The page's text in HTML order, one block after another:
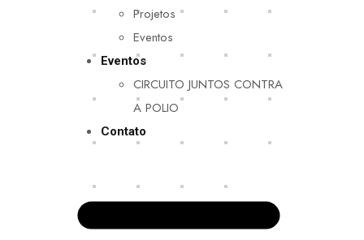
Projetos
Eventos
Eventos
CIRCUITO JUNTOS CONTRA
A POLIO
Contato